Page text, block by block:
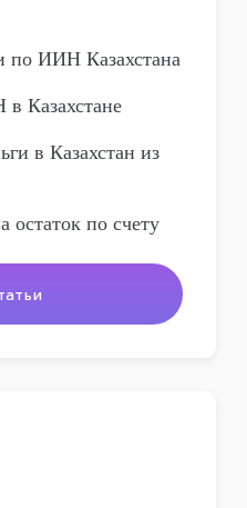
по ИИН Казахстана
Казахстане
в Казахстан из
остаток по счету